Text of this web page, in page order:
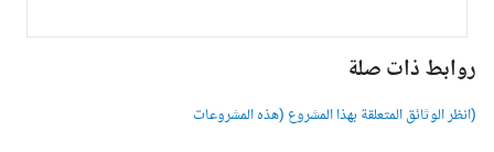
روابط ذات صلة
(انظر الوثائق المتعلقة بهذا المشروع (هذه المشروعات